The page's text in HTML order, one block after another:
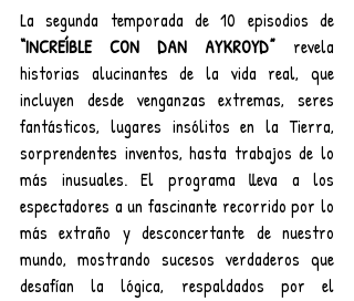
“INCREÍBLE CON DAN AYKROYD” revela
historias alucinantes de la vida real, que
incluyen desde venganzas extremas, seres
fantásticos, lugares insólitos en la Tierra,
sorprendentes inventos, hasta trabajos de lo
más inusuales. El programa lleva a los
espectadores a un fascinante recorrido por lo
más extraño y desconcertante de nuestro
mundo, mostrando sucesos verdaderos que
desafían la lógica, respaldados por el